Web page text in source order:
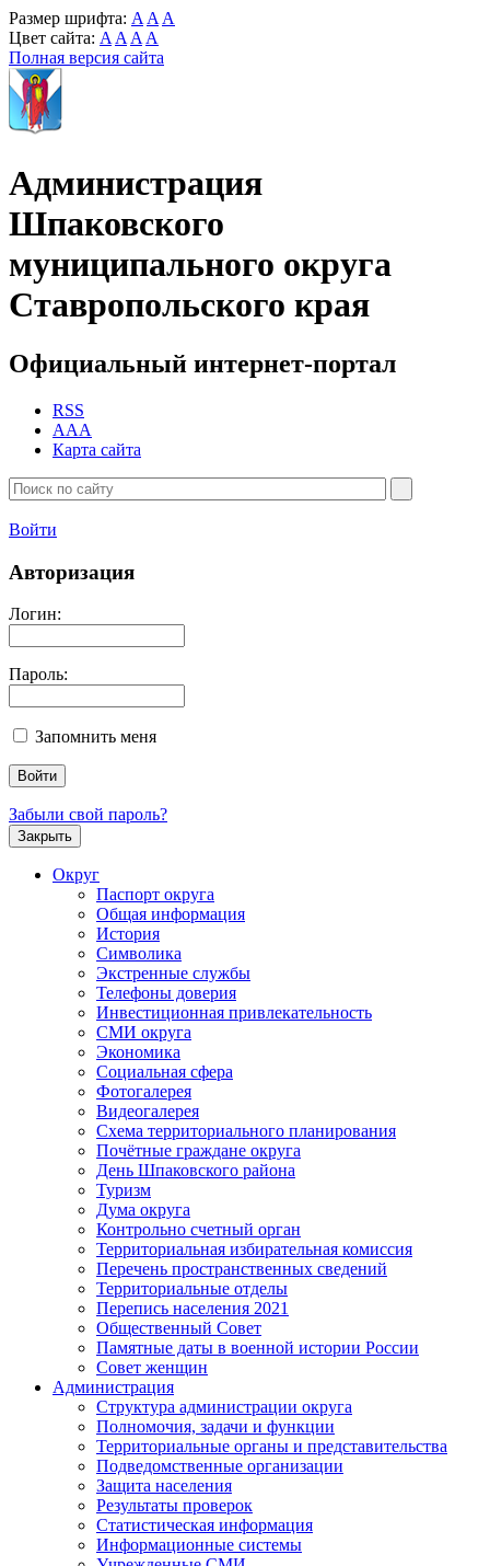
Размер шрифта: A A A
Цвет сайта: A A A A
Полная версия сайта
Администрация
Шпаковского
муниципального округа
Ставропольского края
Официальный интернет-портал
RSS
AAA
Карта сайта
Войти
Авторизация
Логин:
Пароль:
Запомнить меня
Забыли свой пароль?
Закрыть
Округ
Паспорт округа
Общая информация
История
Символика
Экстренные службы
Телефоны доверия
Инвестиционная привлекательность
СМИ округа
Экономика
Социальная сфера
Фотогалерея
Видеогалерея
Схема территориального планирования
Почётные граждане округа
День Шпаковского района
Туризм
Дума округа
Контрольно счетный орган
Территориальная избирательная комиссия
Перечень пространственных сведений
Территориальные отделы
Перепись населения 2021
Общественный Совет
Памятные даты в военной истории России
Совет женщин
Администрация
Структура администрации округа
Полномочия, задачи и функции
Территориальные органы и представительства
Подведомственные организации
Защита населения
Результаты проверок
Статистическая информация
Информационные системы